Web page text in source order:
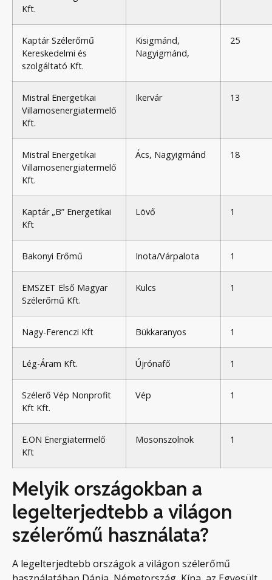
Kft.
Kaptár Szélerőmű
Kereskedelmi és
szolgáltató Kft.
Kisigmánd,
Nagyigmánd,
25
Mistral Energetikai
Villamosenergiatermelő
Kft.
Ikervár 13
Mistral Energetikai
Villamosenergiatermelő
Kft.
Ács, Nagyigmánd 18
Kaptár „B” Energetikai
Kft
Lövő 1
Bakonyi Erőmű Inota/Várpalota 1
EMSZET Első Magyar
Szélerőmű Kft.
Kulcs 1
Nagy-Ferenczi Kft Bükkaranyos 1
Lég-Áram Kft. Újrónafő 1
Szélerő Vép Nonprofit
Kft Kft.
Vép 1
E.ON Energiatermelő
Kft
Mosonszolnok 1
Melyik országokban a
legelterjedtebb a világon
szélerőmű használata?
A legelterjedtebb országok a világon szélerőmű